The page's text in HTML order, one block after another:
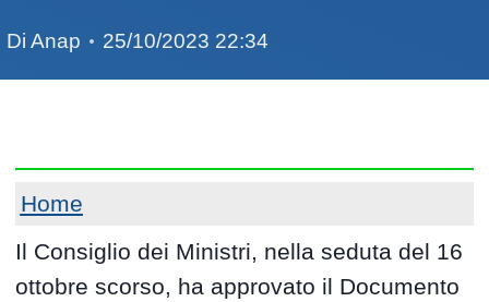
Di Anap 25/10/2023 22:34
Home
Il Consiglio dei Ministri, nella seduta del 16
ottobre scorso, ha approvato il Documento